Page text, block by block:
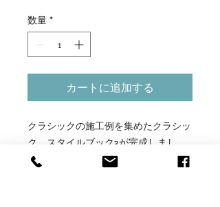
数量 *
カートに追加する
クラシックの施工例を集めたクラシッ
ク スタイルブック3が完成しまし
た。